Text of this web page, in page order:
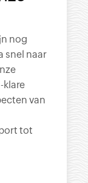
nog
snel naar
klare
van
tot